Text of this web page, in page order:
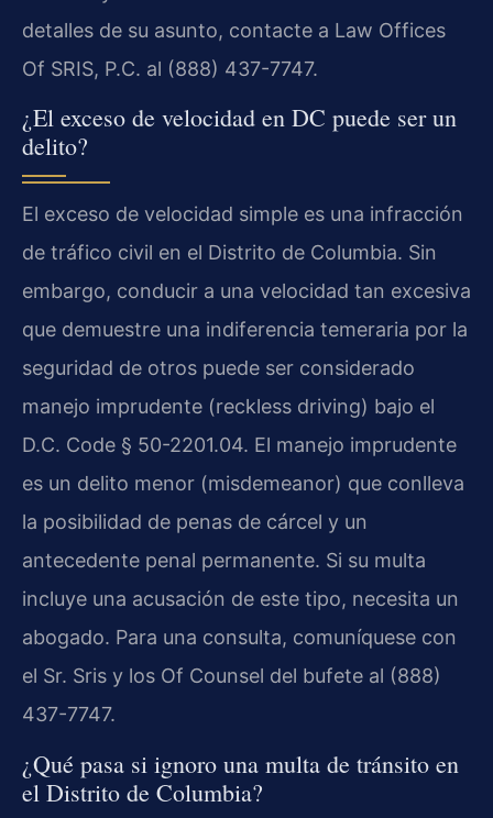
detalles de su asunto, contacte a Law Offices
Of SRIS, P.C. al (888) 437-7747.
¿El exceso de velocidad en DC puede ser un
delito?
El exceso de velocidad simple es una infracción
de tráfico civil en el Distrito de Columbia. Sin
embargo, conducir a una velocidad tan excesiva
que demuestre una indiferencia temeraria por la
seguridad de otros puede ser considerado
manejo imprudente (reckless driving) bajo el
D.C. Code § 50-2201.04. El manejo imprudente
es un delito menor (misdemeanor) que conlleva
la posibilidad de penas de cárcel y un
antecedente penal permanente. Si su multa
incluye una acusación de este tipo, necesita un
abogado. Para una consulta, comuníquese con
el Sr. Sris y los Of Counsel del bufete al (888)
437-7747.
¿Qué pasa si ignoro una multa de tránsito en
el Distrito de Columbia?